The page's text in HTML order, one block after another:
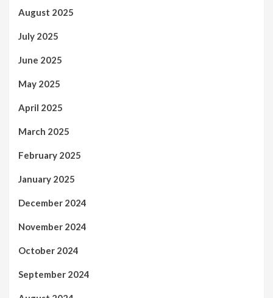
August 2025
July 2025
June 2025
May 2025
April 2025
March 2025
February 2025
January 2025
December 2024
November 2024
October 2024
September 2024